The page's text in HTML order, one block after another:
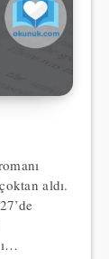
aldı.